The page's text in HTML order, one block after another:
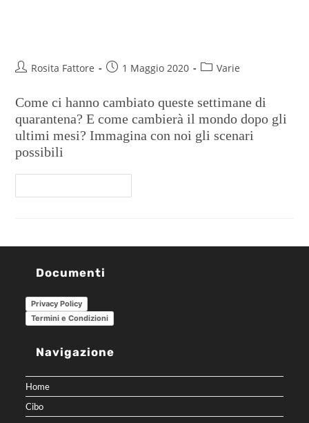
Rosita Fattore 1 Maggio 2020 Varie
Come ci hanno cambiato queste settimane di
quarantena? E come cambierà il mondo dopo gli
ultimi mesi? Immagina con noi gli scenari
possibili
Documenti
Privacy Policy
Termini e Condizioni
Navigazione
Home
Cibo